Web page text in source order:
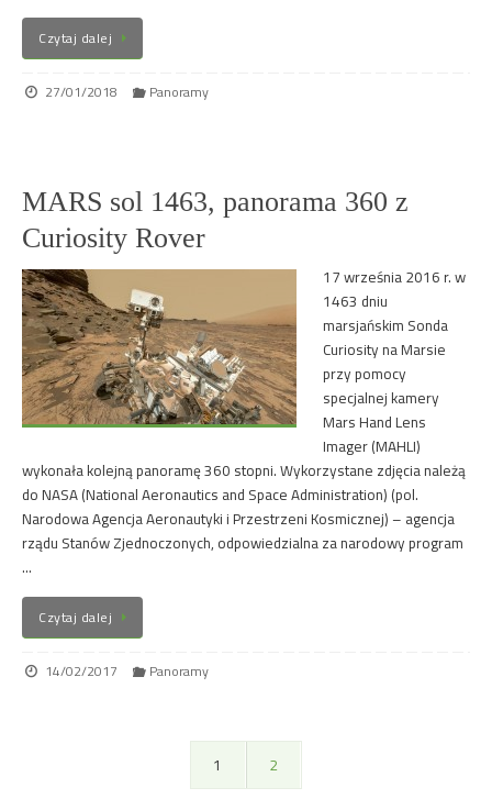
Czytaj dalej
27/01/2018 Panoramy
MARS sol 1463, panorama 360 z
Curiosity Rover
17 września 2016 r. w
1463 dniu
marsjańskim Sonda
Curiosity na Marsie
przy pomocy
specjalnej kamery
Mars Hand Lens
Imager (MAHLI)
wykonała kolejną panoramę 360 stopni. Wykorzystane zdjęcia należą
do NASA (National Aeronautics and Space Administration) (pol.
Narodowa Agencja Aeronautyki i Przestrzeni Kosmicznej) – agencja
rządu Stanów Zjednoczonych, odpowiedzialna za narodowy program
…
Czytaj dalej
14/02/2017 Panoramy
1 2